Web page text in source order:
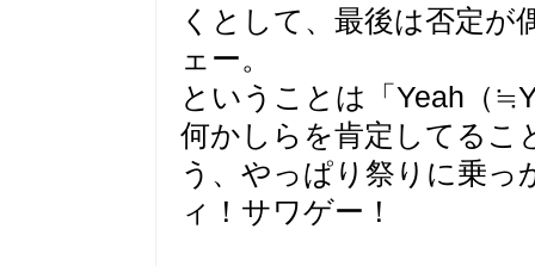
くとして、最後は否定が
ェー。
ということは「Yeah（
何かしらを肯定してるこ
う、やっぱり祭りに乗
ィ！サワゲー！